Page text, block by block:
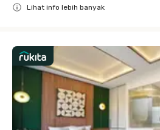
Lihat info lebih banyak